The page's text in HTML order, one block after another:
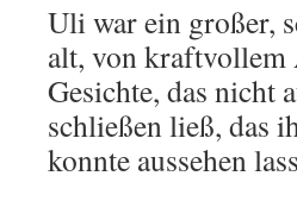
Uli war ein großer,
alt, von kraftvollem
Gesichte, das nicht
schließen ließ, das
konnte aussehen